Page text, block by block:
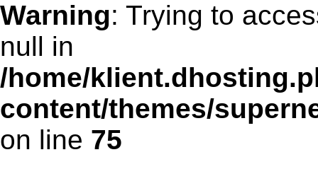
Warning: Trying to
null in
/home/
content/themes/
on line 75